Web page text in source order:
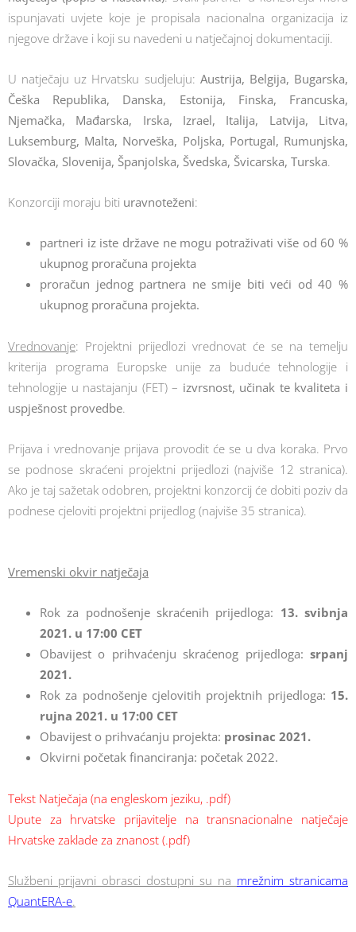
ispunjavati uvjete koje je propisala nacionalna organizacija iz
njegove države i koji su navedeni u natječajnoj dokumentaciji.
U natječaju uz Hrvatsku sudjeluju: Austrija, Belgija, Bugarska,
Češka Republika, Danska, Estonija, Finska, Francuska,
Njemačka, Mađarska, Irska, Izrael, Italija, Latvija, Litva,
Luksemburg, Malta, Norveška, Poljska, Portugal, Rumunjska,
Slovačka, Slovenija, Španjolska, Švedska, Švicarska, Turska.
Konzorciji moraju biti uravnoteženi:
partneri iz iste države ne mogu potraživati više od 60 %
ukupnog proračuna projekta
proračun jednog partnera ne smije biti veći od 40 %
ukupnog proračuna projekta.
Vrednovanje: Projektni prijedlozi vrednovat će se na temelju
kriterija programa Europske unije za buduće tehnologije i
tehnologije u nastajanju (FET) – izvrsnost, učinak te kvaliteta i
uspješnost provedbe.
Prijava i vrednovanje prijava provodit će se u dva koraka. Prvo
se podnose skraćeni projektni prijedlozi (najviše 12 stranica).
Ako je taj sažetak odobren, projektni konzorcij će dobiti poziv da
podnese cjeloviti projektni prijedlog (najviše 35 stranica).
Vremenski okvir natječaja
Rok za podnošenje skraćenih prijedloga: 13. svibnja
2021. u 17:00 CET
Obavijest o prihvaćenju skraćenog prijedloga: srpanj
2021.
Rok za podnošenje cjelovitih projektnih prijedloga: 15.
rujna 2021. u 17:00 CET
Obavijest o prihvaćanju projekta: prosinac 2021.
Okvirni početak financiranja: početak 2022.
Tekst Natječaja (na engleskom jeziku, .pdf)
Upute za hrvatske prijavitelje na transnacionalne natječaje
Hrvatske zaklade za znanost (.pdf)
Službeni prijavni obrasci dostupni su na mrežnim stranicama
QuantERA-e.